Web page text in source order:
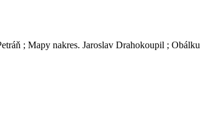
; Mapy nakres. Jaroslav Drahokoupil ;